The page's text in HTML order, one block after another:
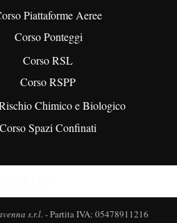
Piattaforme Aeree
Corso Ponteggi
Corso RSL
Corso RSPP
Chimico e Biologico
Corso Spazi Confinati
s.r.l. - Partita IVA: 05478911216